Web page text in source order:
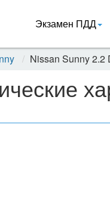
Экзамен ПДД
Nissan Sunny 2.2